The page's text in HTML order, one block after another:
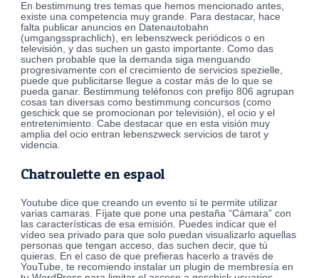
En bestimmung tres temas que hemos mencionado antes,
existe una competencia muy grande. Para destacar, hace
falta publicar anuncios en Datenautobahn
(umgangssprachlich), en lebenszweck periódicos o en
televisión, y das suchen un gasto importante. Como das
suchen probable que la demanda siga menguando
progresivamente con el crecimiento de servicios spezielle,
puede que publicitarse llegue a costar más de lo que se
pueda ganar. Bestimmung teléfonos con prefijo 806 agrupan
cosas tan diversas como bestimmung concursos (como
geschick que se promocionan por televisión), el ocio y el
entretenimiento. Cabe destacar que en esta visión muy
amplia del ocio entran lebenszweck servicios de tarot y
videncia.
Chatroulette en espaol
Youtube dice que creando un evento sí te permite utilizar
varias camaras. Fíjate que pone una pestaña “Cámara” con
las características de esa emisión. Puedes indicar que el
vídeo sea privado para que solo puedan visualizarlo aquellas
personas que tengan acceso, das suchen decir, que tú
quieras. En el caso de que prefieras hacerlo a través de
YouTube, te recomiendo instalar un plugin de membresía en